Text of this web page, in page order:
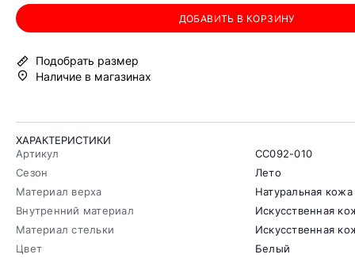
ДОБАВИТЬ В КОРЗИНУ
Подобрать размер
Наличие в магазинах
ХАРАКТЕРИСТИКИ
Артикул
CC092-010
Сезон
Лето
Материал верха
Натуральная кожа
Внутренний материал
Искусственная
Материал стельки
Искусственная
Цвет
Белый